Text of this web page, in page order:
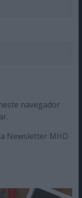
navegador
Newsletter MHD